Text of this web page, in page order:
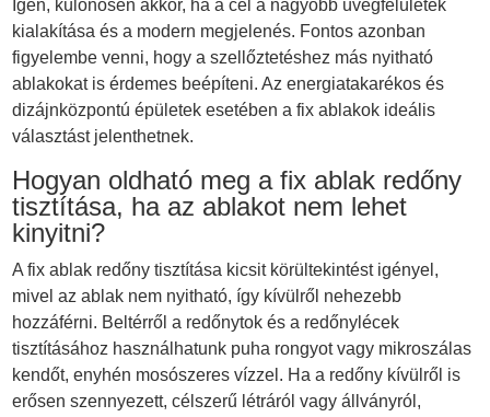
Igen, különösen akkor, ha a cél a nagyobb üvegfelületek
kialakítása és a modern megjelenés. Fontos azonban
figyelembe venni, hogy a szellőztetéshez más nyitható
ablakokat is érdemes beépíteni. Az energiatakarékos és
dizájnközpontú épületek esetében a fix ablakok ideális
választást jelenthetnek.
Hogyan oldható meg a fix ablak redőny
tisztítása, ha az ablakot nem lehet
kinyitni?
A fix ablak redőny tisztítása kicsit körültekintést igényel,
mivel az ablak nem nyitható, így kívülről nehezebb
hozzáférni. Beltérről a redőnytok és a redőnylécek
tisztításához használhatunk puha rongyot vagy mikroszálas
kendőt, enyhén mosószeres vízzel. Ha a redőny kívülről is
erősen szennyezett, célszerű létráról vagy állványról,